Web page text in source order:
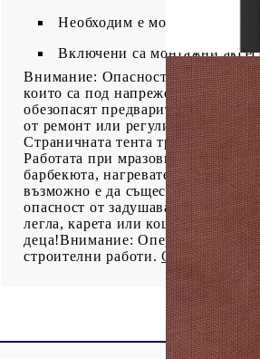
Необходим е монтаж
Включени са монтажни
Внимание: Опасност от
които са под напрежение (напр.
обезопасят предварително. Това
от ремонт или регулиране.
Страничната тента трябва да
Работата при мразовити
барбекюта, нагреватели,
възможно е да съществуват
опасност от задушаване, дръжте
легла, карета или кошари за
деца!Внимание: Операцията в
строителни работи.GPSR